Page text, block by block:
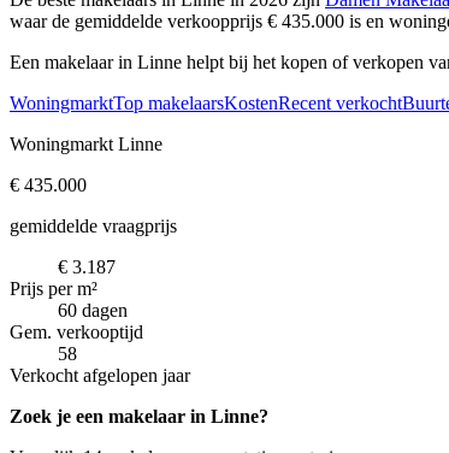
waar de gemiddelde verkoopprijs € 435.000 is en
Een makelaar in Linne helpt bij het kopen of verkopen
WoningmarktTop makelaarsKostenRecent verkocht
Woningmarkt Linne
€ 435.000
gemiddelde vraagprijs
€ 3.187
Prijs per m²
60 dagen
Gem. verkooptijd
58
Verkocht afgelopen jaar
Zoek je een makelaar in Linne?